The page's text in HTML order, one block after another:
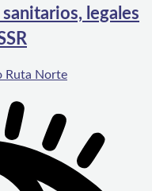
legales
Ruta Norte